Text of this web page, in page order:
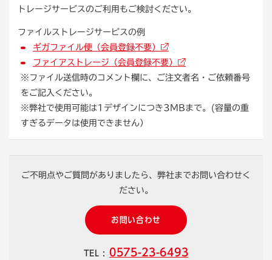
トレージサービスのご利用もご検討ください。
ファイルストレージサービスの例
ギガファイル便（会員登録不要）
ファイアストレージ（会員登録不要）
※ファイル送信時のコメント欄に、ご注文者名・ご依頼番号
をご記入ください。
※弊社で使用可能は1デザインにつき3MBまで。(容量の重
すぎるデータは使用できません）
ご不明点やご質問がありましたら、弊社までお問い合わせく
ださい。
お問い合わせ
TEL : 0575-23-6493